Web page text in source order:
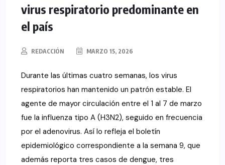
virus respiratorio predominante en
el país
REDACCIÓN MARZO 15, 2026
Durante las últimas cuatro semanas, los virus
respiratorios han mantenido un patrón estable. El
agente de mayor circulación entre el 1 al 7 de marzo
fue la influenza tipo A (H3N2), seguido en frecuencia
por el adenovirus. Así lo refleja el boletín
epidemiológico correspondiente a la semana 9, que
además reporta tres casos de dengue, tres